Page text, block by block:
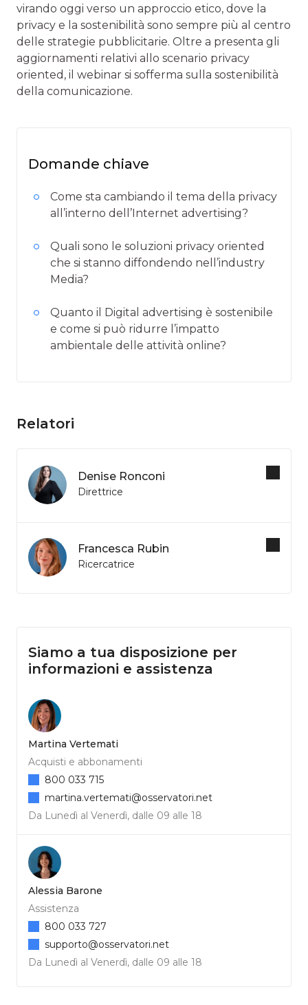
virando oggi verso un approccio etico, dove la
privacy e la sostenibilità sono sempre più al centro
delle strategie pubblicitarie. Oltre a presenta gli
aggiornamenti relativi allo scenario privacy
oriented, il webinar si sofferma sulla sostenibilità
della comunicazione.
Domande chiave
Come sta cambiando il tema della privacy
all’interno dell’Internet advertising?
Quali sono le soluzioni privacy oriented
che si stanno diffondendo nell’industry
Media?
Quanto il Digital advertising è sostenibile
e come si può ridurre l’impatto
ambientale delle attività online?
Relatori
Denise Ronconi
Direttrice
Francesca Rubin
Ricercatrice
Siamo a tua disposizione per
informazioni e assistenza
Martina Vertemati
Acquisti e abbonamenti
Da Lunedì al Venerdì, dalle 09 alle 18
800 033 715
martina.vertemati@osservatori.net
Alessia Barone
Assistenza
Da Lunedì al Venerdì, dalle 09 alle 18
800 033 727
supporto@osservatori.net